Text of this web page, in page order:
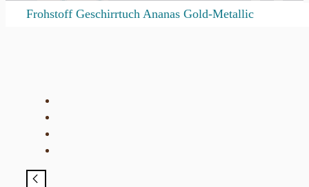
Frohstoff Geschirrtuch Ananas Gold-Metallic